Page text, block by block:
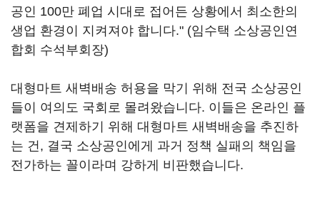
공인 100만 폐업 시대로 접어든 상황에서 최소한의
생업 환경이 지켜져야 합니다." (임수택 소상공인연
합회 수석부회장)
대형마트 새벽배송 허용을 막기 위해 전국 소상공인
들이 여의도 국회로 몰려왔습니다. 이들은 온라인 플
랫폼을 견제하기 위해 대형마트 새벽배송을 추진하
는 건, 결국 소상공인에게 과거 정책 실패의 책임을
전가하는 꼴이라며 강하게 비판했습니다.